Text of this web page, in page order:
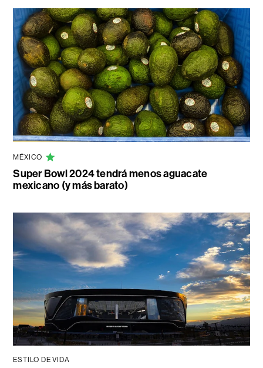
MÉXICO
Super Bowl 2024 tendrá menos aguacate
mexicano (y más barato)
ESTILO DE VIDA